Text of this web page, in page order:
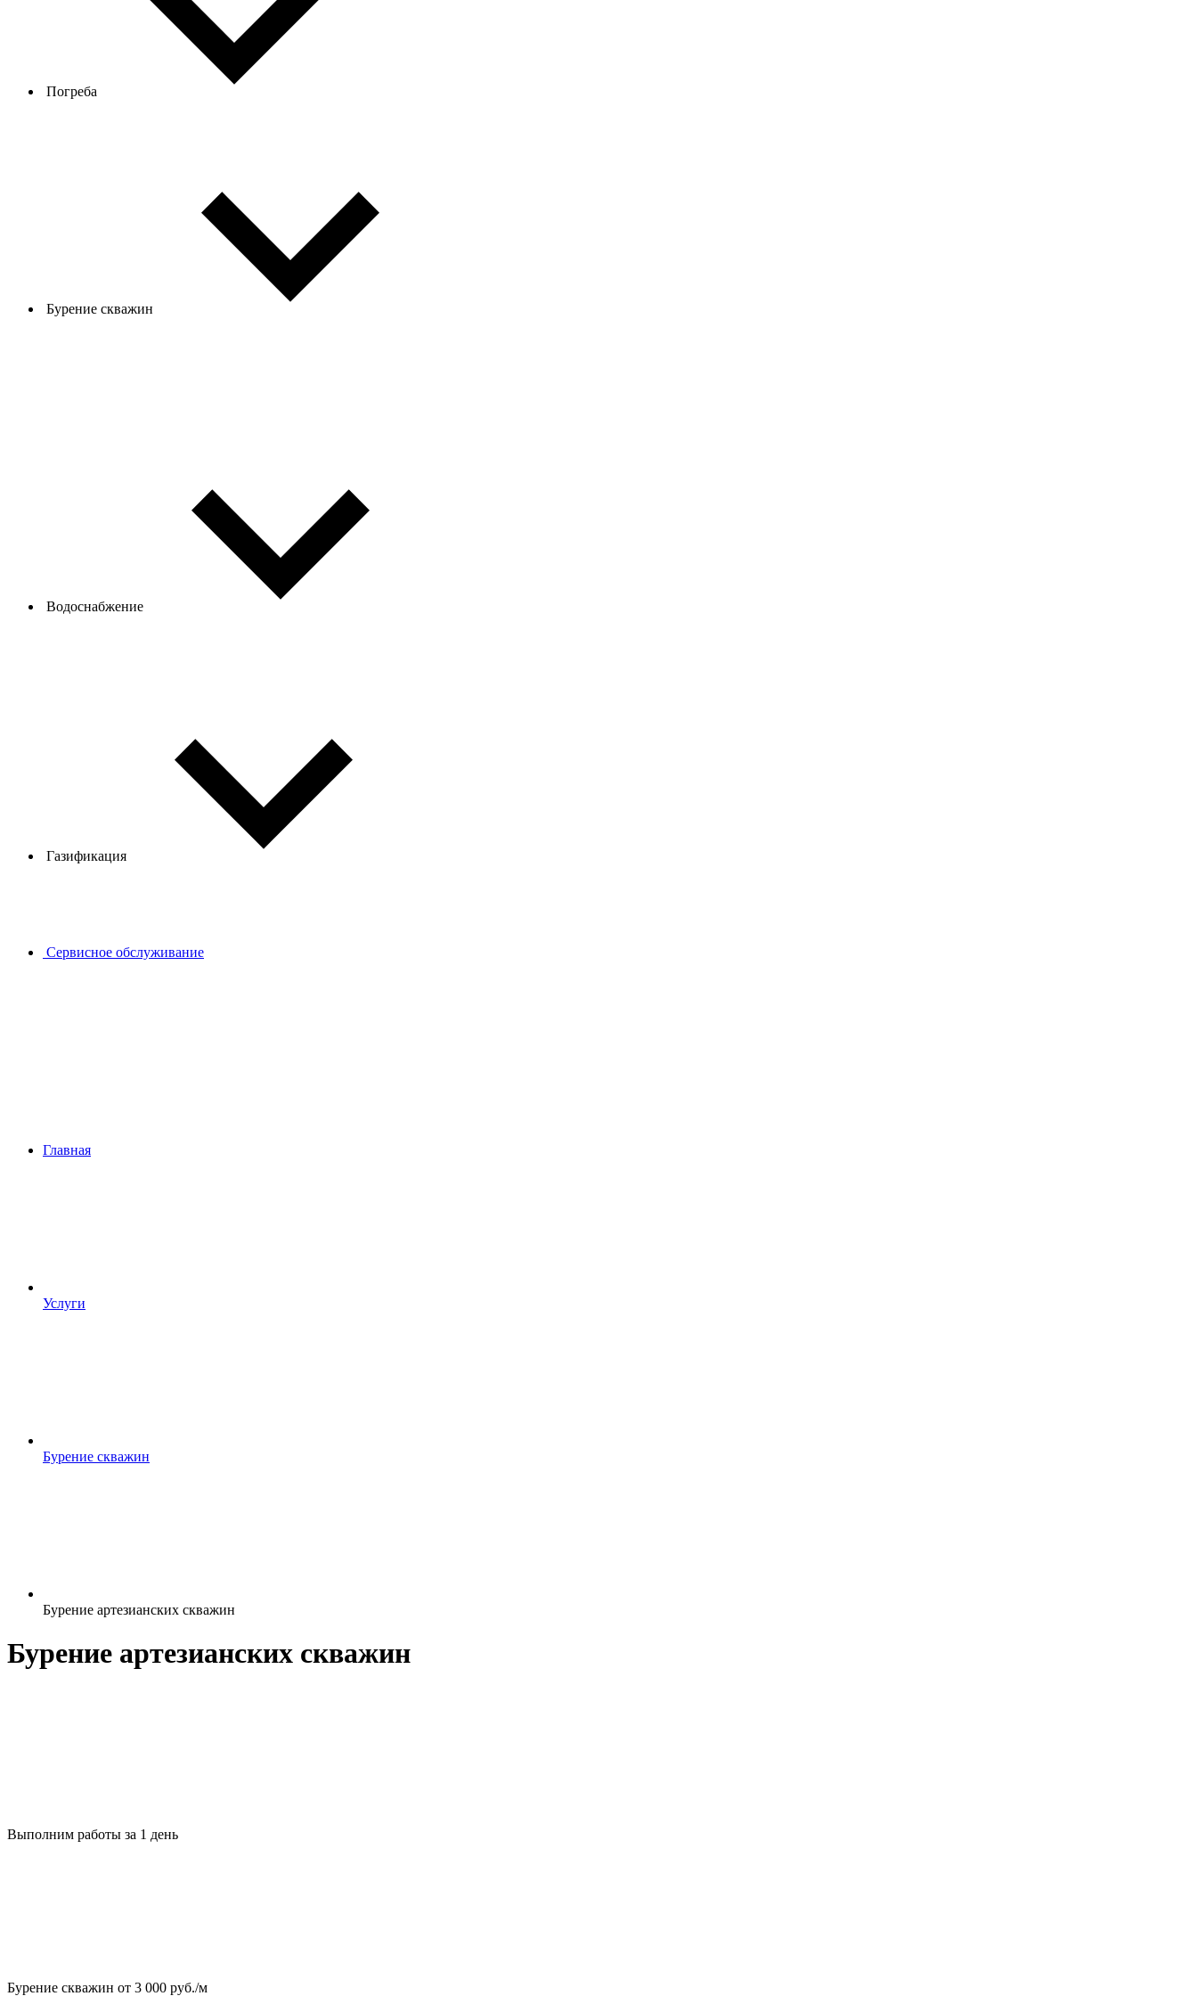
Погреба
Бурение скважин
Водоснабжение
Газификация
Сервисное обслуживание
Главная
Услуги
Бурение скважин
Бурение артезианских скважин
Бурение артезианских скважин
Выполним работы за 1 день
Бурение скважин от 3 000 руб./м